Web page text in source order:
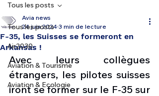
Tous les posts
Air2030
Aviation & Tourisme
Aviation & Ecologie
Tous les posts
F-35, les Suisses se formeront en
Arkansas !
Avia news
24 juin 2024 3 min de lecture
Avec leurs collègues
étrangers, les pilotes suisses
iront se former sur le F-35 sur